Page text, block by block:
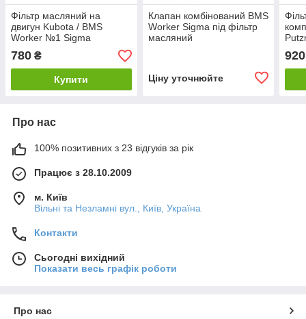
Фільтр масляний на
двигун Kubota / BMS
Worker №1 Sigma
780 ₴
Купити
Клапан комбінований BMS
Worker Sigma під фільтр
масляний
Ціну уточнюйте
920
Про нас
100% позитивних з 23 відгуків за рік
Працює з 28.10.2009
м. Київ
Вільні та Незламні вул., Київ, Україна
Контакти
Сьогодні вихідний
Показати весь графік роботи
Про нас